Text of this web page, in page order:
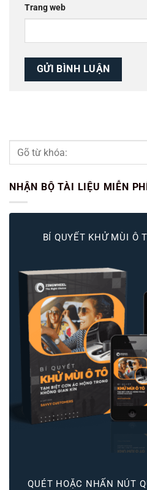
Trang web
NHẬN BỘ TÀI LIỆU MIỄN PHÍ
BÍ QUYẾT KHỬ MÙI Ô
QUÉT HOẶC NHẤN NÚT